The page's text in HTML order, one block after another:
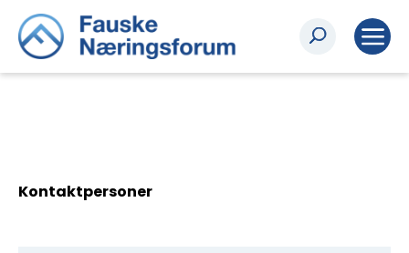
Kontaktpersoner